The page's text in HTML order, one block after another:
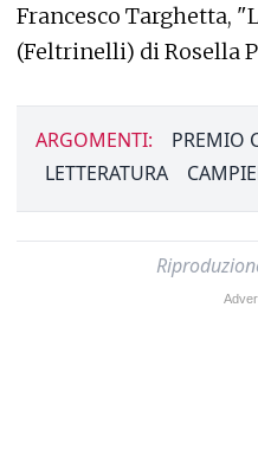
Francesco Targhetta,
(Feltrinelli) di Rosella
ARGOMENTI: PREMIO
LETTERATURA